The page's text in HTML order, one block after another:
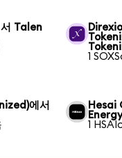
Talen
1
에서
Hesai
1